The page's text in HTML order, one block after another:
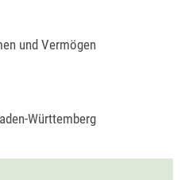
und Vermögen
Württemberg